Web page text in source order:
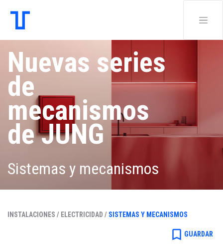
Nuevas series
de
mecanismos
de JUNG
Sistemas y mecanismos
INSTALACIONES / ELECTRICIDAD / SISTEMAS Y MECANISMOS
bookmark_border GUARDAR